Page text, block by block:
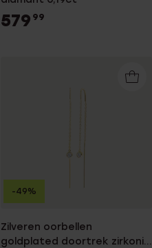
579 99
Zilveren oorbellen
goldplated doortrek zirkonia
-49%